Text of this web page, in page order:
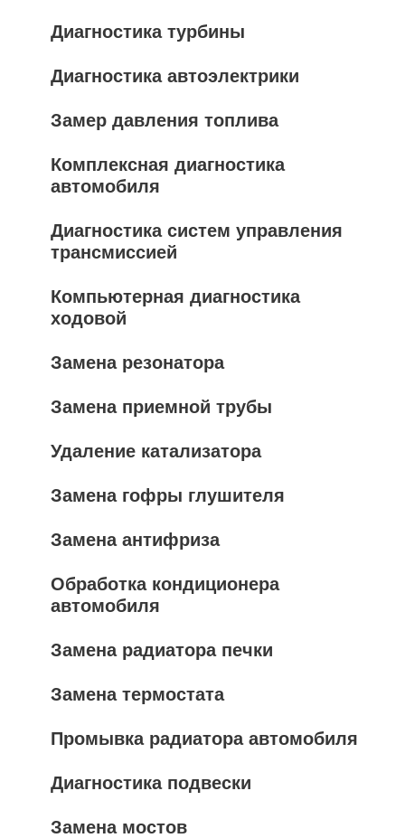
Диагностика турбины
Диагностика автоэлектрики
Замер давления топлива
Комплексная диагностика
автомобиля
Диагностика систем управления
трансмиссией
Компьютерная диагностика
ходовой
Замена резонатора
Замена приемной трубы
Удаление катализатора
Замена гофры глушителя
Замена антифриза
Обработка кондиционера
автомобиля
Замена радиатора печки
Замена термостата
Промывка радиатора автомобиля
Диагностика подвески
Замена мостов